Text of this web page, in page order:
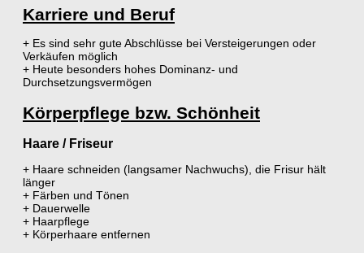
Karriere und Beruf
+ Es sind sehr gute Abschlüsse bei Versteigerungen oder
Verkäufen möglich
+ Heute besonders hohes Dominanz- und
Durchsetzungsvermögen
Körperpflege bzw. Schönheit
Haare / Friseur
+ Haare schneiden (langsamer Nachwuchs), die Frisur hält
länger
+ Färben und Tönen
+ Dauerwelle
+ Haarpflege
+ Körperhaare entfernen